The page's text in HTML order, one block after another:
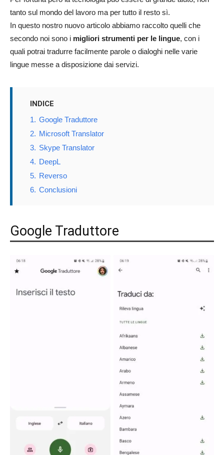
tanto sul mondo del lavoro ma per tutto il resto sì.
In questo nostro nuovo articolo abbiamo raccolto quelli che
secondo noi sono i migliori strumenti per le lingue, con i
quali potrai tradurre facilmente parole o dialoghi nelle varie
lingue messe a disposizione dai servizi.
INDICE
1. Google Traduttore
2. Microsoft Translator
3. Skype Translator
4. DeepL
5. Reverso
6. Conclusioni
Google Traduttore